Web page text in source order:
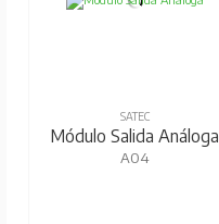
SATEC
Módulo Salida Análoga
A04